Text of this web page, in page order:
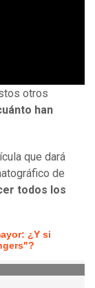
otros
han
que dará
de
todos los
¿Y si